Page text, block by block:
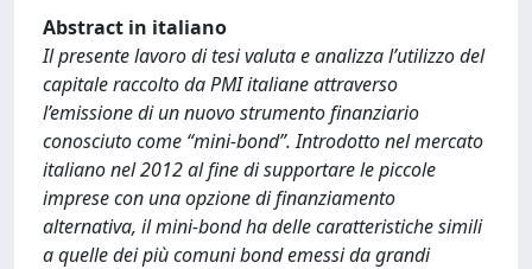
Abstract in italiano
Il presente lavoro di tesi valuta e analizza l’utilizzo del
capitale raccolto da PMI italiane attraverso
l’emissione di un nuovo strumento finanziario
conosciuto come “mini-bond”. Introdotto nel mercato
italiano nel 2012 al fine di supportare le piccole
imprese con una opzione di finanziamento
alternativa, il mini-bond ha delle caratteristiche simili
a quelle dei più comuni bond emessi da grandi